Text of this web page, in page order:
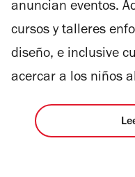
anuncian eventos.
cursos y talleres
diseño, e inclusive
acercar a los niños